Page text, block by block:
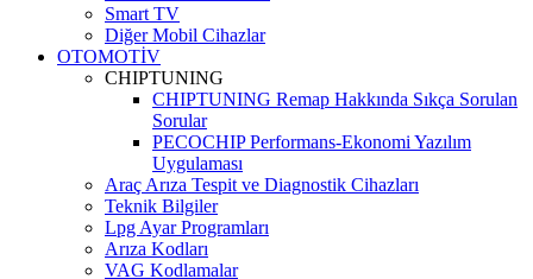
Smart TV
Diğer Mobil Cihazlar
OTOMOTİV
CHIPTUNING
CHIPTUNING Remap Hakkında Sıkça Sorulan
Sorular
PECOCHIP Performans-Ekonomi Yazılım
Uygulaması
Araç Arıza Tespit ve Diagnostik Cihazları
Teknik Bilgiler
Lpg Ayar Programları
Arıza Kodları
VAG Kodlamalar